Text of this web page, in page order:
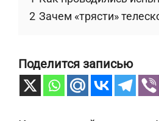
2 Зачем «трясти»
Поделится записью